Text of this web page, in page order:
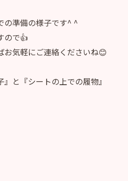
の準備の様子です^ ^
ので👍
お気軽にご連絡くださいね😊
と『シートの上での履物』